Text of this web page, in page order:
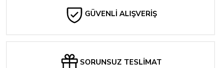
GÜVENLİ ALIŞVERİŞ
SORUNSUZ TESLİMAT